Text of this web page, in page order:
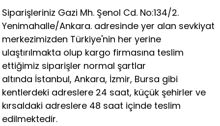
Siparişleriniz Gazi Mh. Şenol Cd. No:134/2.
Yenimahalle/Ankara. adresinde yer alan sevkiyat
merkezimizden Türkiye'nin her yerine
ulaştırılmakta olup kargo firmasına teslim
ettiğimiz siparişler normal şartlar
altında İstanbul, Ankara, İzmir, Bursa gibi
kentlerdeki adreslere 24 saat, küçük şehirler ve
kırsaldaki adreslere 48 saat içinde teslim
edilmektedir.